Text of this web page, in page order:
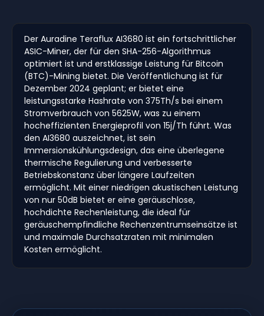
Der Auradine Teraflux AI3680 ist ein fortschrittlicher
ASIC-Miner, der für den SHA-256-Algorithmus
optimiert ist und erstklassige Leistung für Bitcoin
(BTC)-Mining bietet. Die Veröffentlichung ist für
Dezember 2024 geplant; er bietet eine
leistungsstarke Hashrate von 375Th/s bei einem
Stromverbrauch von 5625W, was zu einem
hocheffizienten Energieprofil von 15j/Th führt. Was
den AI3680 auszeichnet, ist sein
Immersionskühlungsdesign, das eine überlegene
thermische Regulierung und verbesserte
Betriebskonstanz über längere Laufzeiten
ermöglicht. Mit einer niedrigen akustischen Leistung
von nur 50dB bietet er eine geräuschlose,
hochdichte Rechenleistung, die ideal für
geräuschempfindliche Rechenzentrumseinsätze ist
und maximale Durchsatzraten mit minimalen
Kosten ermöglicht.